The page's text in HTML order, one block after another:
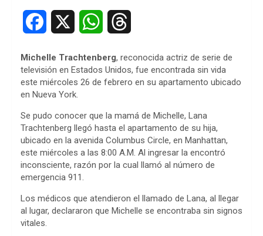
c
e
b
o
o
a
s
A
p
a
d
s
Michelle Trachtenberg, reconocida actriz de serie de
televisión en Estados Unidos, fue encontrada sin vida
este miércoles 26 de febrero en su apartamento ubicado
en Nueva York.
Se pudo conocer que la mamá de Michelle, Lana
Trachtenberg llegó hasta el apartamento de su hija,
ubicado en la avenida Columbus Circle, en Manhattan,
este miércoles a las 8:00 A.M. Al ingresar la encontró
inconsciente, razón por la cual llamó al número de
emergencia 911.
Los médicos que atendieron el llamado de Lana, al llegar
al lugar, declararon que Michelle se encontraba sin signos
vitales.